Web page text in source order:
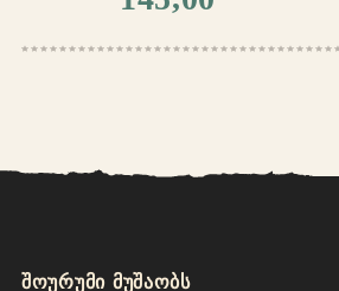
შოურუმი მუშაობს